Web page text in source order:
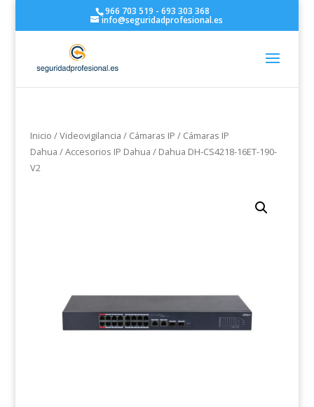
966 703 519 - 693 303 368
info@seguridadprofesional.es
Inicio /Videovigilancia / Cámaras IP / Cámaras IP
Dahua /Accesorios IP Dahua / Dahua DH-CS4218-16ET-190-
V2